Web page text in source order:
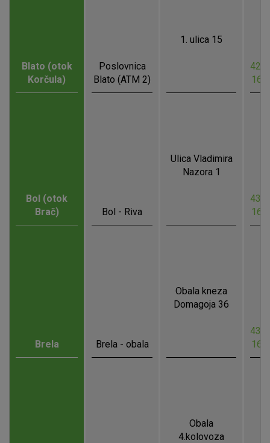
Blato (otok
Korčula)
Poslovnica
Blato (ATM 2)
1. ulica 15
Bol (otok
Brač)
Bol - Riva
Ulica Vladimira
Nazora 1
Brela Brela - obala
Obala kneza
Domagoja 36
Obala
4.kolovoza